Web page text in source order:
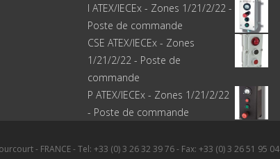
I ATEX/IECEx - Zones 1/21/2/22 -
Poste de commande
CSE ATEX/IECEx - Zones
1/21/2/22 - Poste de
commande
P ATEX/IECEx - Zones 1/21/2/22
- Poste de commande
- FRANCE - Tel: +33 (0) 3 26 32 39 76 - Fax: +33 (0) 3 26 51 95 04